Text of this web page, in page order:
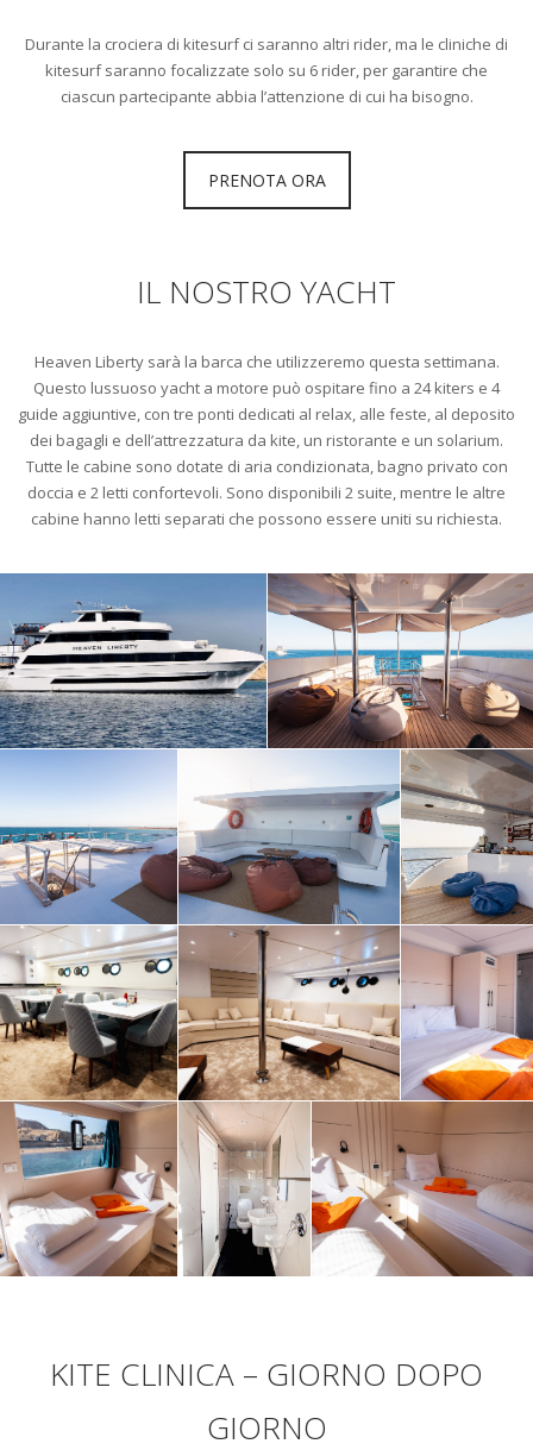
Durante la crociera di kitesurf ci saranno altri rider, ma le cliniche di
kitesurf saranno focalizzate solo su 6 rider, per garantire che
ciascun partecipante abbia l’attenzione di cui ha bisogno.
PRENOTA ORA
IL NOSTRO YACHT
Heaven Liberty sarà la barca che utilizzeremo questa settimana.
Questo lussuoso yacht a motore può ospitare fino a 24 kiters e 4
guide aggiuntive, con tre ponti dedicati al relax, alle feste, al deposito
dei bagagli e dell’attrezzatura da kite, un ristorante e un solarium.
Tutte le cabine sono dotate di aria condizionata, bagno privato con
doccia e 2 letti confortevoli. Sono disponibili 2 suite, mentre le altre
cabine hanno letti separati che possono essere uniti su richiesta.
KITE CLINICA – GIORNO DOPO
GIORNO